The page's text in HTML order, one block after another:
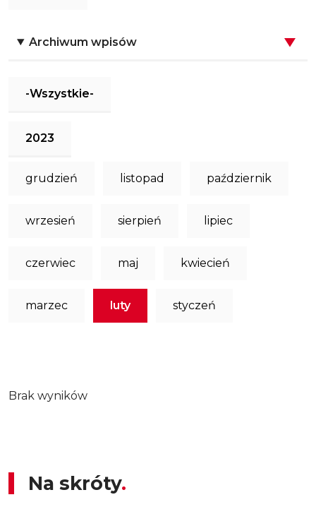
Archiwum wpisów
-Wszystkie-
2023
grudzień listopad październik
wrzesień sierpień lipiec
czerwiec maj kwiecień
marzec luty styczeń
Brak wyników
Na skróty